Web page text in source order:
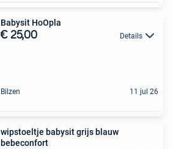
Babysit HoOpla
€ 25,00 Details
Bilzen 11 jul 26
wipstoeltje babysit grijs blauw
bebeconfort